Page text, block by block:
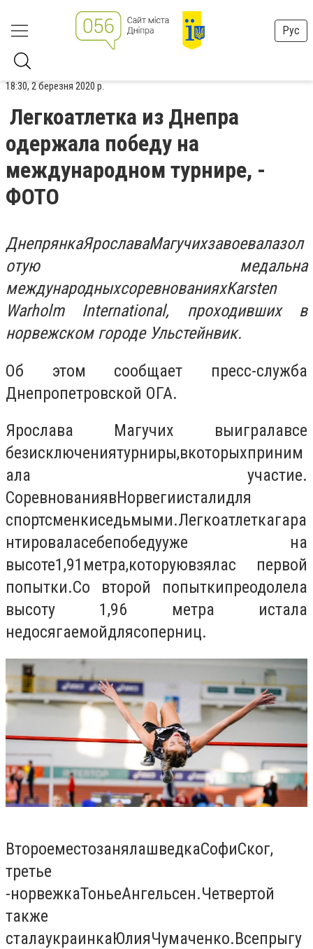
Рус
18:30, 2 березня 2020 р.
Легкоатлетка из Днепра
одержала победу на
международном турнире, -
ФОТО
ДнепрянкаЯрославаМагучихзавоевалазол
отую медальна
международныхсоревнованияхKarsten
Warholm International, проходивших в
норвежском городе Ульстейнвик.
Об этом сообщает пресс-служба
Днепропетровской ОГА.
Ярослава Магучих выигралавсе
безисключениятурниры,вкоторыхприним
ала участие.
СоревнованиявНорвегиисталидля
спортсменкиседьмыми.Легкоатлеткагара
нтироваласебепобедууже на
высоте1,91 метра,которуювзялас первой
попытки.Со второй попыткипреодолела
высоту 1,96 метра истала
недосягаемойдлясоперниц.
ВтороеместозанялашведкаСофиСког,
третье
-норвежкаТоньеАнгельсен.Четвертой
также
сталаукраинкаЮлияЧумаченко.Всепрыгу